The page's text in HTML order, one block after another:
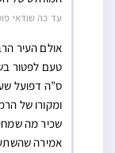
עד כה שודאי
אולם העיר
טעם לפטור
ס”ה דפועל
ומקורו של
שכיר מה
אמירה